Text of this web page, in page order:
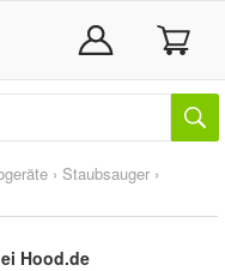
› Staubsauger ›
Hood.de